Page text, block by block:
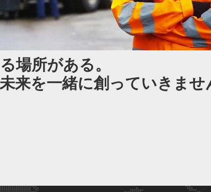
場所がある。
来を一緒に創っていきませ